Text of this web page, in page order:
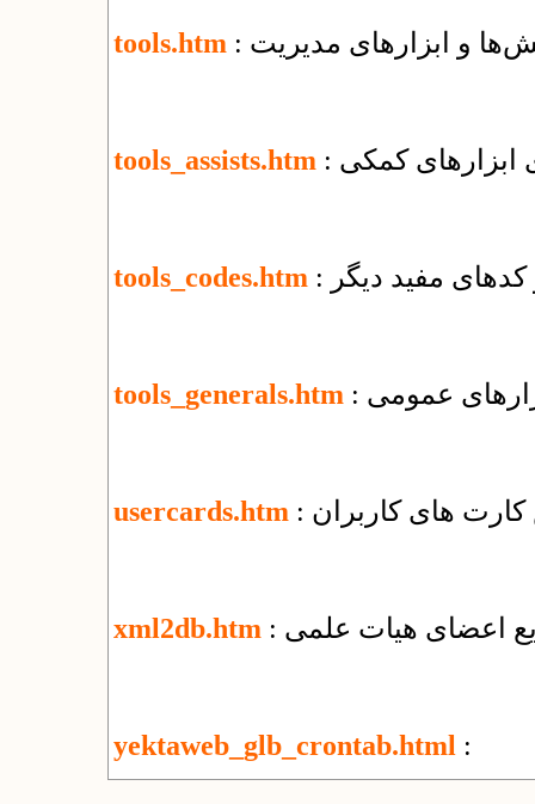
tools.htm و ابزارهای مدیریت
tools_assists.htm ابزارهای کمکی
tools_codes.htm کدهای مفید دیگر
tools_generals.htm عمومی
usercards.htm های کاربران
xml2db.htm اعضای هیات علمی
yektaweb_glb_crontab.html :